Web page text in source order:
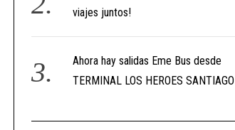
viajes juntos!
Ahora hay salidas Eme Bus desde
TERMINAL LOS HEROES SANTIAGO